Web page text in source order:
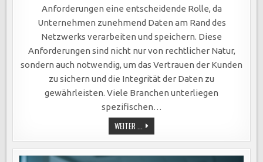
Anforderungen eine entscheidende Rolle, da
Unternehmen zunehmend Daten am Rand des
Netzwerks verarbeiten und speichern. Diese
Anforderungen sind nicht nur von rechtlicher Natur,
sondern auch notwendig, um das Vertrauen der Kunden
zu sichern und die Integrität der Daten zu
gewährleisten. Viele Branchen unterliegen
spezifischen…
WEITER ... COMPLIANCE-
ANFORDERUNGEN
IM
EDGE
COMPUTING: